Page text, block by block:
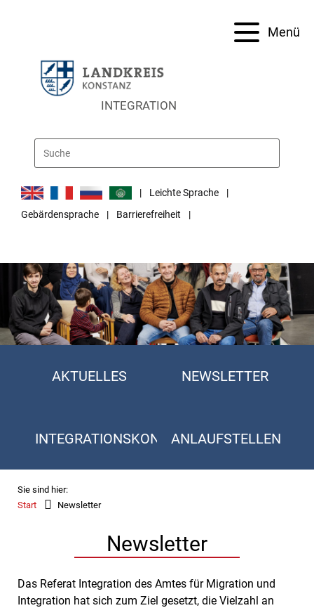
Menü
INTEGRATION
Leichte Sprache
Gebärdensprache
Barrierefreiheit
AKTUELLES NEWSLETTER
INTEGRATIONSKONZEPTANLAUFSTELLEN
Sie sind hier:
Start
Newsletter
Newsletter
Das Referat Integration des Amtes für Migration und
Integration hat sich zum Ziel gesetzt, die Vielzahl an